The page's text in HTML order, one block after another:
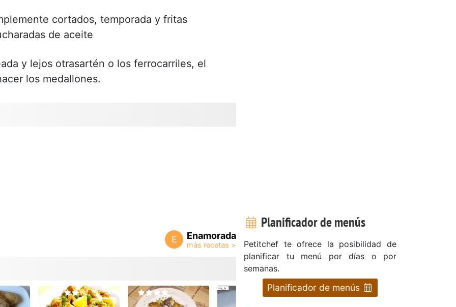
cortados, temporada y fritas
de aceite
y lejos otrasartén o los ferrocarriles, el
los medallones.
E Enamorada
Planificador de menús
Petitchef te ofrece la posibilidad de
planificar tu menú por días o por
semanas.
Planificador de menús